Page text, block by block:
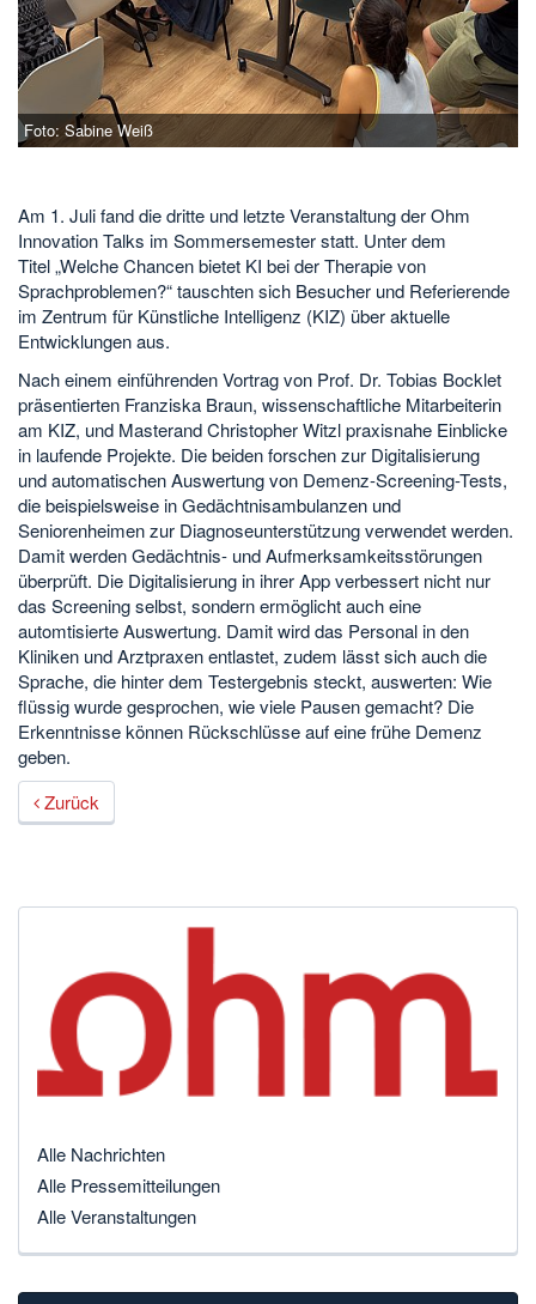
Foto: Sabine Weiß
Am 1. Juli fand die dritte und letzte Veranstaltung der Ohm
Innovation Talks im Sommersemester statt. Unter dem
Titel „Welche Chancen bietet KI bei der Therapie von
Sprachproblemen?“ tauschten sich Besucher und Referierende
im Zentrum für Künstliche Intelligenz (KIZ) über aktuelle
Entwicklungen aus.
Nach einem einführenden Vortrag von Prof. Dr. Tobias Bocklet
präsentierten Franziska Braun, wissenschaftliche Mitarbeiterin
am KIZ, und Masterand Christopher Witzl praxisnahe Einblicke
in laufende Projekte. Die beiden forschen zur Digitalisierung
und automatischen Auswertung von Demenz-Screening-Tests,
die beispielsweise in Gedächtnisambulanzen und
Seniorenheimen zur Diagnoseunterstützung verwendet werden.
Damit werden Gedächtnis- und Aufmerksamkeitsstörungen
überprüft. Die Digitalisierung in ihrer App verbessert nicht nur
das Screening selbst, sondern ermöglicht auch eine
automtisierte Auswertung. Damit wird das Personal in den
Kliniken und Arztpraxen entlastet, zudem lässt sich auch die
Sprache, die hinter dem Testergebnis steckt, auswerten: Wie
flüssig wurde gesprochen, wie viele Pausen gemacht? Die
Erkenntnisse können Rückschlüsse auf eine frühe Demenz
geben.
Zurück
Alle Nachrichten
Alle Pressemitteilungen
Alle Veranstaltungen